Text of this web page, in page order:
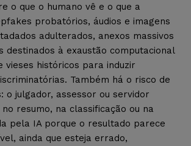
o que o humano vê e o que a
probatórios, áudios e imagens
adulterados, anexos massivos
destinados à exaustão computacional
vieses históricos para induzir
Também há o risco de
o julgador, assessor ou servidor
resumo, na classificação ou na
pela IA porque o resultado parece
ainda que esteja errado,